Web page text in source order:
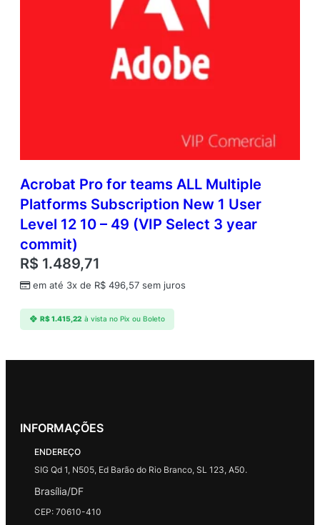
Acrobat Pro for teams ALL Multiple
Platforms Subscription New 1 User
Level 12 10 – 49 (VIP Select 3 year
commit)
R$ 1.489,71
em até 3x de R$ 496,57 sem juros
R$1.415,22 à vista no Pix ou Boleto
INFORMAÇÕES
ENDEREÇO
SIG Qd 1, N505, Ed Barão do Rio Branco, SL 123, A50.
Brasília/DF
CEP: 70610-410